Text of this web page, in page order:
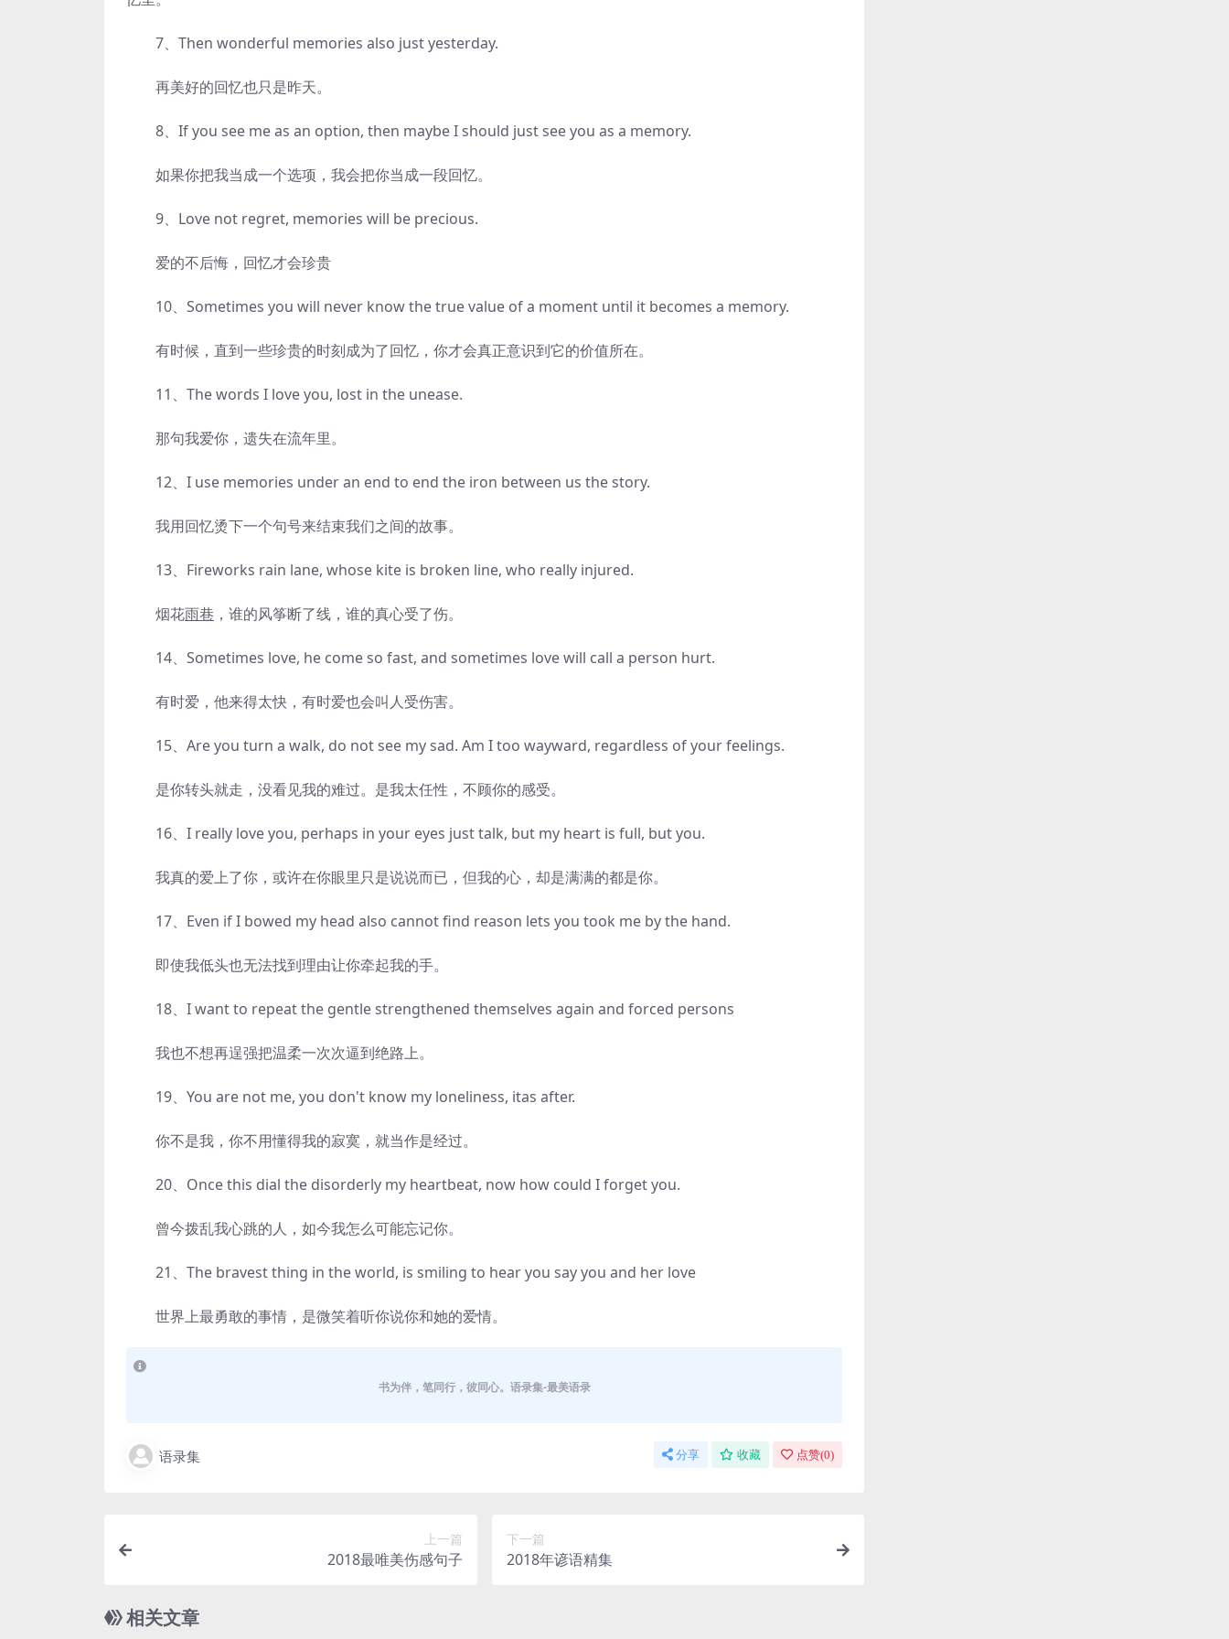
7、Then wonderful memories also just yesterday.
再美好的回忆也只是昨天。
8、If you see me as an option, then maybe I should just see you as a memory.
如果你把我当成一个选项，我会把你当成一段回忆。
9、Love not regret, memories will be precious.
爱的不后悔，回忆才会珍贵
10、Sometimes you will never know the true value of a moment until it becomes a memory.
有时候，直到一些珍贵的时刻成为了回忆，你才会真正意识到它的价值所在。
11、The words I love you, lost in the unease.
那句我爱你，遗失在流年里。
12、I use memories under an end to end the iron between us the story.
我用回忆烫下一个句号来结束我们之间的故事。
13、Fireworks rain lane, whose kite is broken line, who really injured.
烟花雨巷 ，谁的风筝断了线，谁的真心受了伤。
14、Sometimes love, he come so fast, and sometimes love will call a person hurt.
有时爱，他来得太快，有时爱也会叫人受伤害。
15、Are you turn a walk, do not see my sad. Am I too wayward, regardless of your feelings.
是你转头就走，没看见我的难过。是我太任性，不顾你的感受。
16、I really love you, perhaps in your eyes just talk, but my heart is full, but you.
我真的爱上了你，或许在你眼里只是说说而已，但我的心，却是满满的都是你。
17、Even if I bowed my head also cannot find reason lets you took me by the hand.
即使我低头也无法找到理由让你牵起我的手。
18、I want to repeat the gentle strengthened themselves again and forced persons
我也不想再逞强把温柔一次次逼到绝路上。
19、You are not me, you don't know my loneliness, itas after.
你不是我，你不用懂得我的寂寞，就当作是经过。
20、Once this dial the disorderly my heartbeat, now how could I forget you.
曾今拨乱我心跳的人，如今我怎么可能忘记你。
21、The bravest thing in the world, is smiling to hear you say you and her love
世界上最勇敢的事情，是微笑着听你说你和她的爱情。
书为伴，笔同行，彼同心。语录集-最美语录
语录集 分享 收藏 点赞(0)
上一篇
2018最唯美伤感句子
下一篇
2018年谚语精集
相关文章